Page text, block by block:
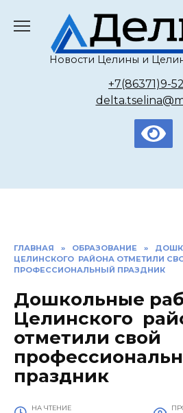
содержанию
Новости Целины и
+7(86371)9-
ГЛАВНАЯ » ОБРАЗОВАНИЕ »
ЦЕЛИНСКОГО РАЙОНА ОТМЕТИЛИ
ПРОФЕССИОНАЛЬНЫЙ ПРАЗДНИК
Дошкольные
Целинского
отметили свой
праздник
НА ЧТЕНИЕ